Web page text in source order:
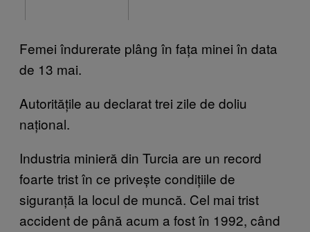
Femei îndurerate plâng în fața minei în data
de 13 mai.
Autoritățile au declarat trei zile de doliu
național.
Industria minieră din Turcia are un record
foarte trist în ce privește condițiile de
siguranță la locul de muncă. Cel mai trist
accident de până acum a fost în 1992, când